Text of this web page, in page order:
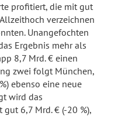
profitiert, die mit gut
verzeichnen
Unangefochten
Ergebnis mehr als
8,7 Mrd. € einen
zwei folgt München,
ebenso eine neue
wird das
6,7 Mrd. € (-20 %),